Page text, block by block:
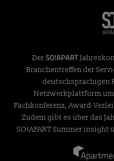
Der SO!APART
Branchentreffen der
deutschsprachigen
Netzwerkplattform
Fachkonferenz, Award-
Zudem gibt es über das
SO!APART Summer insight